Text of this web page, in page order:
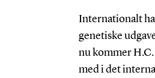
Internationalt
genetiske
nu kommer
med i det